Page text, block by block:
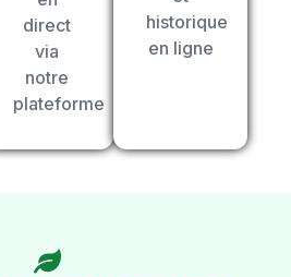
direct
via
notre
plateforme
historique
en ligne